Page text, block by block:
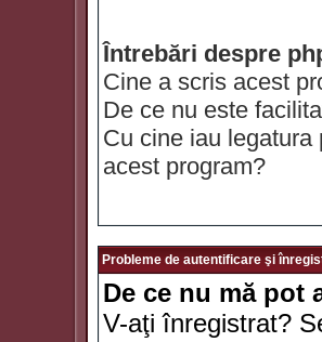
Întrebări despre
Cine a scris acest
De ce nu este
Cu cine iau
acest program?
Probleme de autentificare şi
De ce nu mă pot
V-aţi înregistrat?